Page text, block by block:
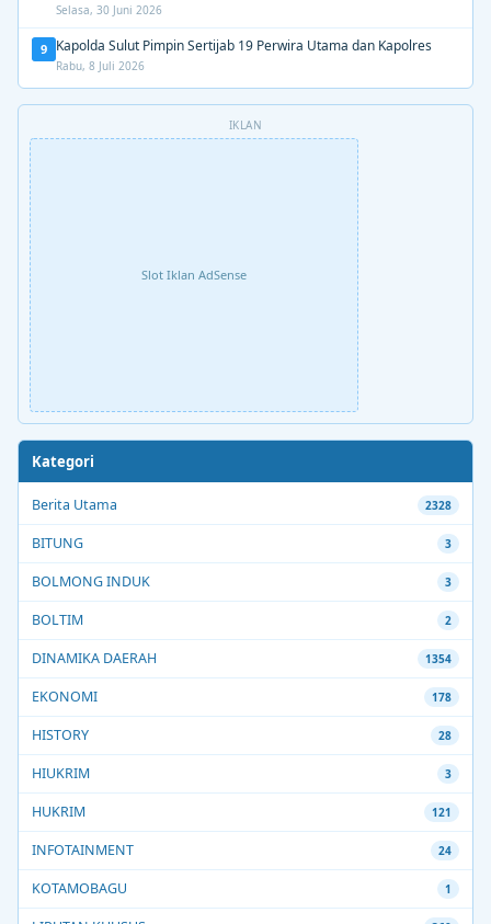
Selasa, 30 Juni 2026
9 Kapolda Sulut Pimpin Sertijab 19 Perwira Utama dan Kapolres
Rabu, 8 Juli 2026
IKLAN
Slot Iklan AdSense
Kategori
Berita Utama 2328
BITUNG 3
BOLMONG INDUK 3
BOLTIM 2
DINAMIKA DAERAH 1354
EKONOMI 178
HISTORY 28
HIUKRIM 3
HUKRIM 121
INFOTAINMENT 24
KOTAMOBAGU 1